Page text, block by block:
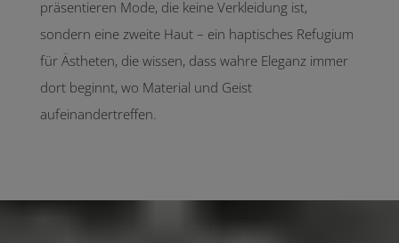
präsentieren Mode, die keine Verkleidung ist,
sondern eine zweite Haut – ein haptisches Refugium
für Ästheten, die wissen, dass wahre Eleganz immer
dort beginnt, wo Material und Geist
aufeinandertreffen.